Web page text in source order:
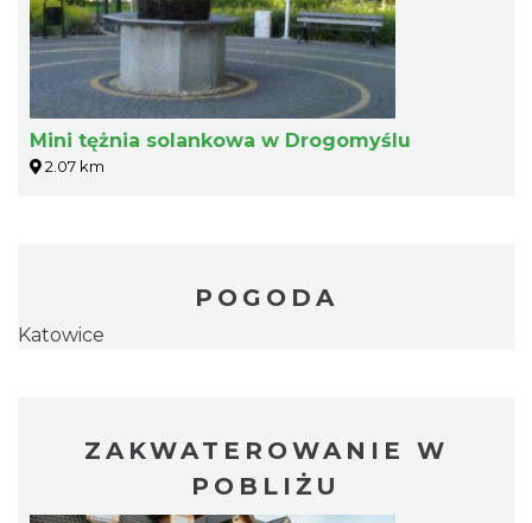
Mini tężnia solankowa w Drogomyślu
2.07 km
POGODA
Katowice
ZAKWATEROWANIE W
POBLIŻU